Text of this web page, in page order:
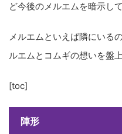
ど今後のメルエムを暗示し
メルエムといえば隣にいる
ルエムとコムギの想いを盤
[toc]
陣形